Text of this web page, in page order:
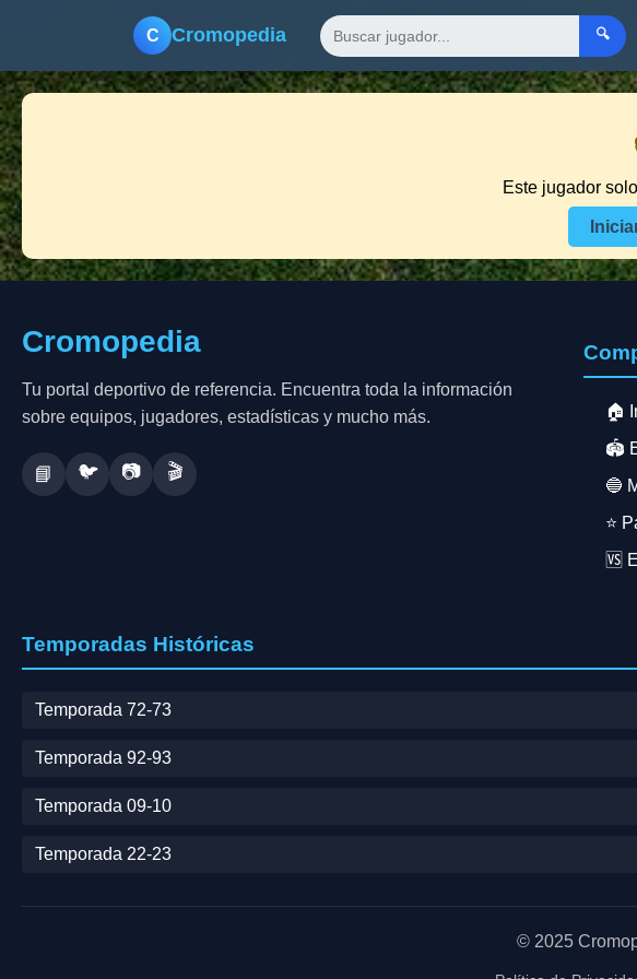
C Cromopedia 🔍
Este jugador
Cromopedia
Tu portal deportivo de referencia. Encuentra toda la información
sobre equipos, jugadores, estadísticas y mucho más.
📘 🐦 📷 🎬
🏠
🏟️
🔵
⭐
🆚
Temporadas Históricas
Temporada 72-73
Temporada 92-93
Temporada 09-10
Temporada 22-23
© 2025